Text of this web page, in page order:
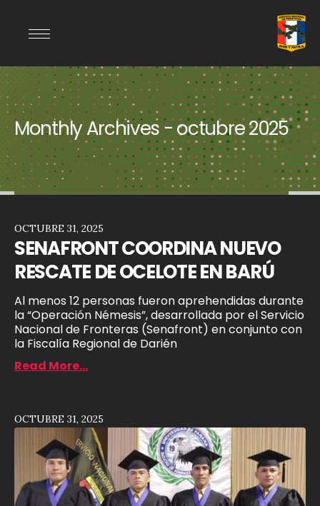
Monthly Archives - octubre 2025
SENAFRONT COORDINA NUEVO
RESCATE DE OCELOTE EN BARÚ
Al menos 12 personas fueron aprehendidas durante
la “Operación Némesis”, desarrollada por el Servicio
Nacional de Fronteras (Senafront) en conjunto con
la Fiscalía Regional de Darién
OCTUBRE 31, 2025
Read More...
OCTUBRE 31, 2025